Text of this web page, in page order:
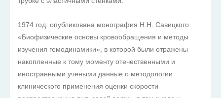
1974 год: опубликована монография Н.Н. Савицкого
«Биофизические основы кровообращения и методы
изучения гемодинамики», в которой были отражены
накопленные к тому моменту отечественными и
иностранными учеными данные о методологии
клинического применения оценки скорости